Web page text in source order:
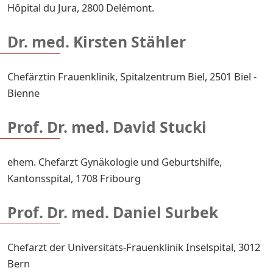
Hôpital du Jura, 2800 Delémont.
Dr. med. Kirsten Stähler
Chefärztin Frauenklinik, Spitalzentrum Biel, 2501 Biel -
Bienne
Prof. Dr. med. David Stucki
ehem. Chefarzt Gynäkologie und Geburtshilfe,
Kantonsspital, 1708 Fribourg
Prof. Dr. med. Daniel Surbek
Chefarzt der Universitäts-Frauenklinik Inselspital, 3012
Bern